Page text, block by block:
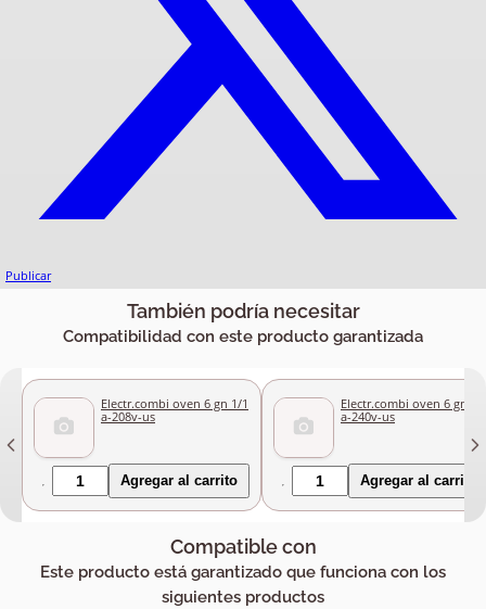
Publicar
También podría necesitar
Compatibilidad con este producto garantizada
Electr.combi oven 6 gn 1/1
a-208v-us
Agregar al carrito
Electr.combi oven 6 gn 1/
a-240v-us
Agregar al carrito
Compatible con
Este producto está garantizado que funciona con los
siguientes productos